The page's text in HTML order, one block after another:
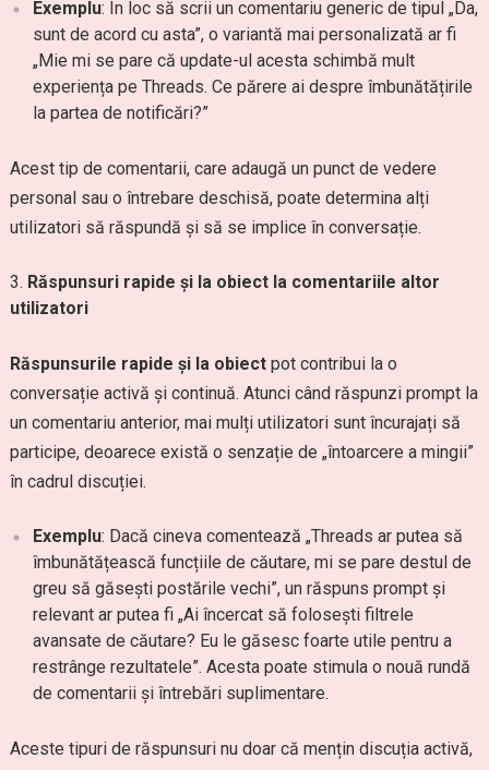
Exemplu: În loc să scrii un comentariu generic de tipul „Da,
sunt de acord cu asta”, o variantă mai personalizată ar fi
„Mie mi se pare că update-ul acesta schimbă mult
experiența pe Threads. Ce părere ai despre îmbunătățirile
la partea de notificări?”
Acest tip de comentarii, care adaugă un punct de vedere
personal sau o întrebare deschisă, poate determina alți
utilizatori să răspundă și să se implice în conversație.
Răspunsuri rapide și la obiect la comentariile altor
utilizatori
Răspunsurile rapide și la obiectpot contribui la o
conversație activă și continuă. Atunci când răspunzi prompt la
un comentariu anterior, mai mulți utilizatori sunt încurajați să
participe, deoarece există o senzație de „întoarcere a mingii”
în cadrul discuției.
Exemplu: Dacă cineva comentează „Threads ar putea să
îmbunătățească funcțiile de căutare, mi se pare destul de
greu să găsești postările vechi”, un răspuns prompt și
relevant ar putea fi „Ai încercat să folosești filtrele
avansate de căutare? Eu le găsesc foarte utile pentru a
restrânge rezultatele”. Acesta poate stimula o nouă rundă
de comentarii și întrebări suplimentare.
Aceste tipuri de răspunsuri nu doar că mențin discuția activă,